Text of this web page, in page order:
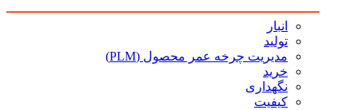
انبار
تولید
مدیریت چرخه عمر محصول (PLM)
خرید
نگهداری
کیفیت